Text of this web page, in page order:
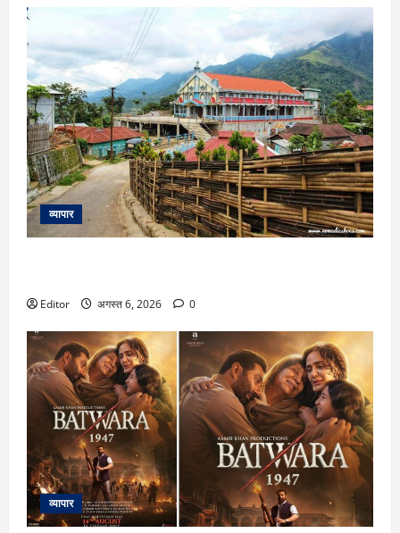
व्यापार
Editor अगस्त 6, 2026 0
व्यापार